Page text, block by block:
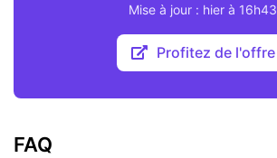
Mise à jour : hier à 16h43
Profitez de l'offre
FAQ